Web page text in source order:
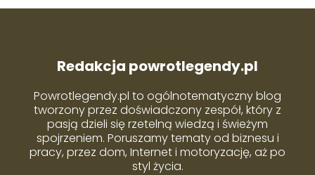
Redakcja powrotlegendy.pl
Powrotlegendy.pl to ogólnotematyczny blog
tworzony przez doświadczony zespół, który z
pasją dzieli się rzetelną wiedzą i świeżym
spojrzeniem. Poruszamy tematy od biznesu i
pracy, przez dom, Internet i motoryzację, aż po
styl życia.